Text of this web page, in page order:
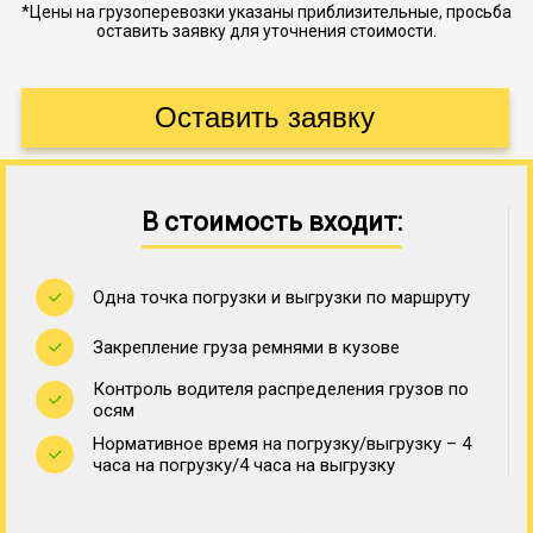
*Цены на грузоперевозки указаны приблизительные, просьба
оставить заявку для уточнения стоимости.
В стоимость входит:
Одна точка погрузки и выгрузки по маршруту
Закрепление груза ремнями в кузове
Контроль водителя распределения грузов по
осям
Нормативное время на погрузку/выгрузку – 4
часа на погрузку/4 часа на выгрузку